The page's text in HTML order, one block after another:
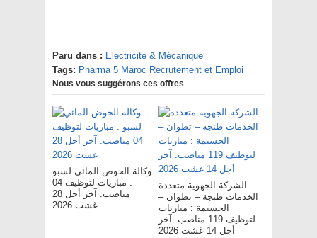
Paru dans : Electricité & Mécanique
Tags: Pharma 5 Maroc Recrutement et Emploi
Nous vous suggérons ces offres
وكالة الحوض المائي لسبو
: مباريات لتوظيف 04
مناصب. آخر أجل 28
غشت 2026
الشركة الجهوية متعددة
الخدمات طنجة – تطوان –
الحسيمة : مباريات
لتوظيف 119 مناصب. آخر
أجل 14 غشت 2026